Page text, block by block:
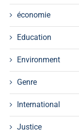
économie
Education
Environment
Genre
International
Justice